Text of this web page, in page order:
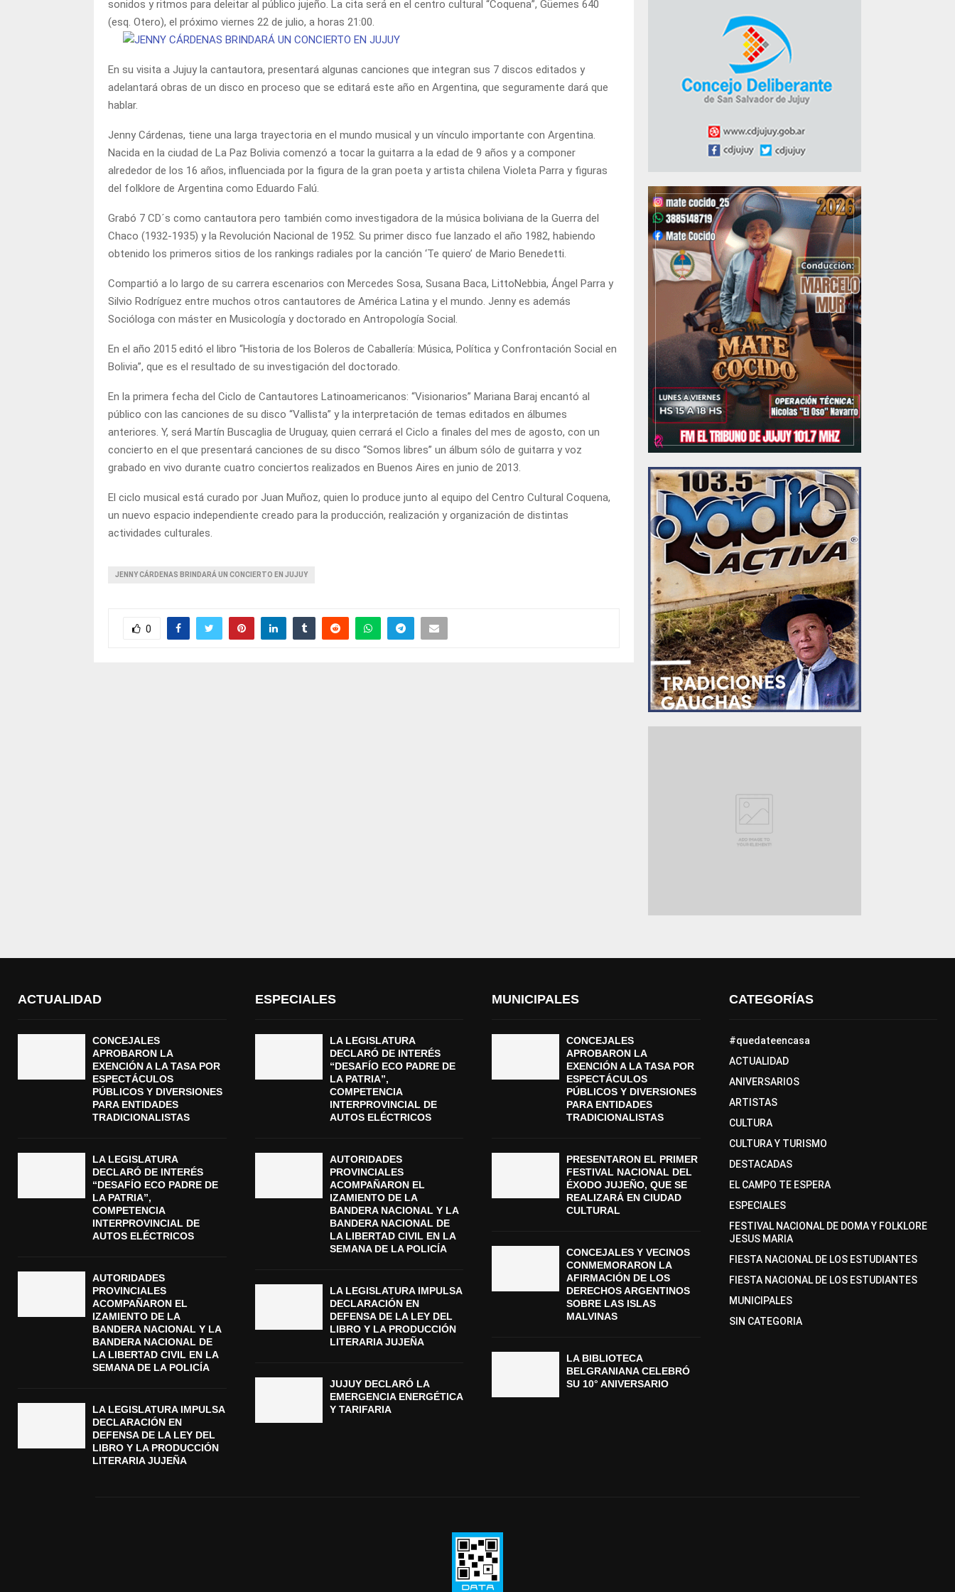
sonidos y ritmos para deleitar al público jujeño. La cita será en el centro cultural “Coquena”, Güemes 640
(esq. Otero), el próximo viernes 22 de julio, a horas 21:00.
En su visita a Jujuy la cantautora, presentará algunas canciones que integran sus 7 discos editados y
adelantará obras de un disco en proceso que se editará este año en Argentina, que seguramente dará que
hablar.
Jenny Cárdenas, tiene una larga trayectoria en el mundo musical y un vínculo importante con Argentina.
Nacida en la ciudad de La Paz Bolivia comenzó a tocar la guitarra a la edad de 9 años y a componer
alrededor de los 16 años, influenciada por la figura de la gran poeta y artista chilena Violeta Parra y figuras
del folklore de Argentina como Eduardo Falú.
Grabó 7 CD´s como cantautora pero también como investigadora de la música boliviana de la Guerra del
Chaco (1932-1935) y la Revolución Nacional de 1952. Su primer disco fue lanzado el año 1982, habiendo
obtenido los primeros sitios de los rankings radiales por la canción ‘Te quiero’ de Mario Benedetti.
Compartió a lo largo de su carrera escenarios con Mercedes Sosa, Susana Baca, LittoNebbia, Ángel Parra y
Silvio Rodríguez entre muchos otros cantautores de América Latina y el mundo. Jenny es además
Socióloga con máster en Musicología y doctorado en Antropología Social.
En el año 2015 editó el libro “Historia de los Boleros de Caballería: Música, Política y Confrontación Social en
Bolivia”, que es el resultado de su investigación del doctorado.
En la primera fecha del Ciclo de Cantautores Latinoamericanos: “Visionarios” Mariana Baraj encantó al
público con las canciones de su disco “Vallista” y la interpretación de temas editados en álbumes
anteriores. Y, será Martín Buscaglia de Uruguay, quien cerrará el Ciclo a finales del mes de agosto, con un
concierto en el que presentará canciones de su disco “Somos libres” un álbum sólo de guitarra y voz
grabado en vivo durante cuatro conciertos realizados en Buenos Aires en junio de 2013.
El ciclo musical está curado por Juan Muñoz, quien lo produce junto al equipo del Centro Cultural Coquena,
un nuevo espacio independiente creado para la producción, realización y organización de distintas
actividades culturales.
JENNY CÁRDENAS BRINDARÁ UN CONCIERTO EN JUJUY
0
ACTUALIDAD
CONCEJALES
APROBARON LA
EXENCIÓN A LA TASA POR
ESPECTÁCULOS
PÚBLICOS Y DIVERSIONES
PARA ENTIDADES
TRADICIONALISTAS
LA LEGISLATURA
DECLARÓ DE INTERÉS
“DESAFÍO ECO PADRE DE
LA PATRIA”,
COMPETENCIA
INTERPROVINCIAL DE
AUTOS ELÉCTRICOS
AUTORIDADES
PROVINCIALES
ACOMPAÑARON EL
IZAMIENTO DE LA
BANDERA NACIONAL Y LA
BANDERA NACIONAL DE
LA LIBERTAD CIVIL EN LA
SEMANA DE LA POLICÍA
LA LEGISLATURA IMPULSA
DECLARACIÓN EN
DEFENSA DE LA LEY DEL
LIBRO Y LA PRODUCCIÓN
LITERARIA JUJEÑA
ESPECIALES
LA LEGISLATURA
DECLARÓ DE INTERÉS
“DESAFÍO ECO PADRE DE
LA PATRIA”,
COMPETENCIA
INTERPROVINCIAL DE
AUTOS ELÉCTRICOS
AUTORIDADES
PROVINCIALES
ACOMPAÑARON EL
IZAMIENTO DE LA
BANDERA NACIONAL Y LA
BANDERA NACIONAL DE
LA LIBERTAD CIVIL EN LA
SEMANA DE LA POLICÍA
LA LEGISLATURA IMPULSA
DECLARACIÓN EN
DEFENSA DE LA LEY DEL
LIBRO Y LA PRODUCCIÓN
LITERARIA JUJEÑA
JUJUY DECLARÓ LA
EMERGENCIA ENERGÉTICA
Y TARIFARIA
MUNICIPALES
CONCEJALES
APROBARON LA
EXENCIÓN A LA TASA POR
ESPECTÁCULOS
PÚBLICOS Y DIVERSIONES
PARA ENTIDADES
TRADICIONALISTAS
PRESENTARON EL PRIMER
FESTIVAL NACIONAL DEL
ÉXODO JUJEÑO, QUE SE
REALIZARÁ EN CIUDAD
CULTURAL
CONCEJALES Y VECINOS
CONMEMORARON LA
AFIRMACIÓN DE LOS
DERECHOS ARGENTINOS
SOBRE LAS ISLAS
MALVINAS
LA BIBLIOTECA
BELGRANIANA CELEBRÓ
SU 10° ANIVERSARIO
CATEGORÍAS
#quedateencasa
ACTUALIDAD
ANIVERSARIOS
ARTISTAS
CULTURA
CULTURA Y TURISMO
DESTACADAS
EL CAMPO TE ESPERA
ESPECIALES
FESTIVAL NACIONAL DE DOMA Y FOLKLORE
JESUS MARIA
FIESTA NACIONAL DE LOS ESTUDIANTES
FIESTA NACIONAL DE LOS ESTUDIANTES
MUNICIPALES
SIN CATEGORIA